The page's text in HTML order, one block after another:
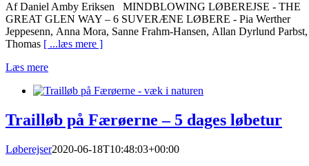
Af Daniel Amby Eriksen MINDBLOWING LØBEREJSE - THE
GREAT GLEN WAY – 6 SUVERÆNE LØBERE - Pia Werther
Jeppesenn, Anna Mora, Sanne Frahm-Hansen, Allan Dyrlund Parbst,
Thomas [ ...læs mere ]
Læs mere
Trailløb på Færøerne – 5 dages løbetur
Løberejser2020-06-18T10:48:03+00:00